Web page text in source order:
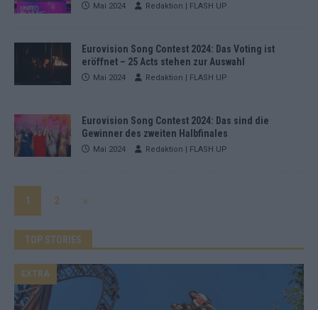
Mai 2024 Redaktion | FLASH UP
Eurovision Song Contest 2024: Das Voting ist
eröffnet – 25 Acts stehen zur Auswahl
Mai 2024 Redaktion | FLASH UP
Eurovision Song Contest 2024: Das sind die
Gewinner des zweiten Halbfinales
Mai 2024 Redaktion | FLASH UP
1 2 »
TOP STORIES
EXTRA